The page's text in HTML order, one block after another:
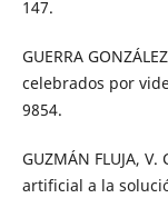
147.
GUERRA
celebrados por
9854.
GUZMÁN FLUJA,
artificial a la